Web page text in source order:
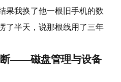
果我换了他一根旧手机的数
了半天，说那根线用了三年
断——磁盘管理与设备